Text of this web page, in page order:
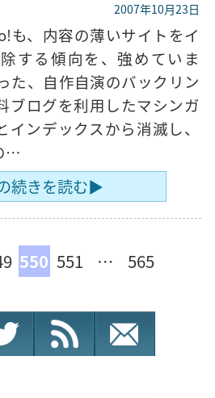
2007年10月23日
も、内容の薄いサイトをイ
する傾向を、強めていま
た、自作自演のバックリン
ブログを利用したマシンガ
ンデックスから消滅し、
…
続きを読む▶
550 551 … 565